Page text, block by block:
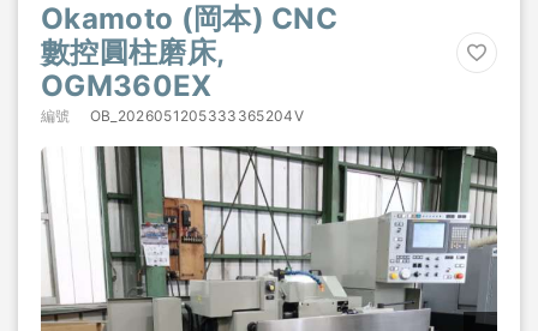
Okamoto (岡本) CNC
數控圓柱磨床,
OGM360EX
編號 OB_2026051205333365204V